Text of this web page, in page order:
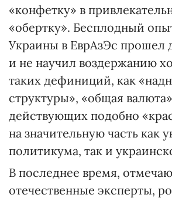
«конфетку» в
«обертку». Бесплодный
Украины в ЕврАзЭс прошел
и не научил воздержанию
таких дефиниций, как
структуры», «общая
действующих подобно
на значительную часть как
политикума, так и
В последнее время,
отечественные эксперты,